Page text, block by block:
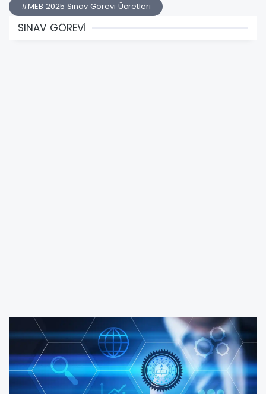
#MEB 2025 Sınav Görevi Ücretleri
SINAV GÖREVİ